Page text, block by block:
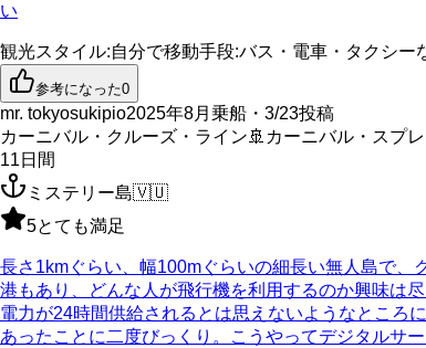
い
観光スタイル:自分で移動手段:バス・電車・タクシー
参考になった0
mr. tokyosukipio2025年8月乗船・3/23投稿
カーニバル・クルーズ・ライン🚢 カーニバル・スプ
11日間
ミステリー島🇻🇺
5とても満足
長さ1kmぐらい、幅100mぐらいの細長い無人島で
港もあり、どんな人が飛行機を利用するのか興味は
電力が24時間供給されるとは思えないようなところ
あったことに二度びっくり。こうやってデジタルサ